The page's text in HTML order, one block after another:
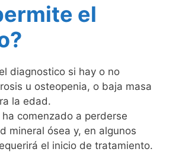
el
diagnostico si hay o no
u osteopenia, o baja masa
la edad.
comenzado a perderse
mineral ósea y, en algunos
el inicio de tratamiento.